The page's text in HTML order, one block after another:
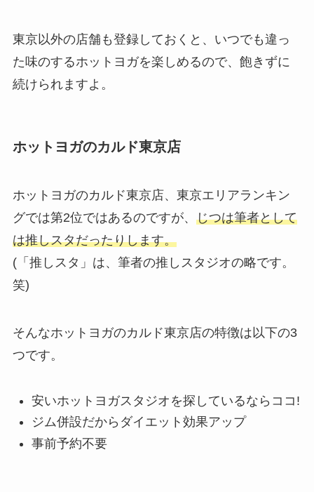
東京以外の店舗も登録しておくと、いつでも違っ
た味のするホットヨガを楽しめるので、飽きずに
続けられますよ。
ホットヨガのカルド東京店
ホットヨガのカルド東京店、東京エリアランキン
グでは第2位ではあるのですが、 じつは筆者として
は推しスタだったりします。
(「推しスタ」は、筆者の推しスタジオの略です。
笑)
そんなホットヨガのカルド東京店の特徴は以下の3
つです。
安いホットヨガスタジオを探しているならココ!
ジム併設だからダイエット効果アップ
事前予約不要